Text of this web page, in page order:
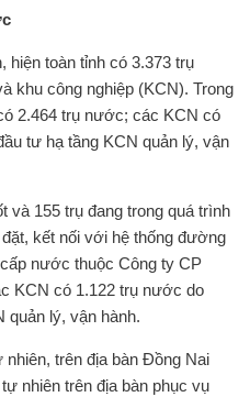
hiện toàn tỉnh có 3.373 trụ
khu công nghiệp (KCN). Trong
2.464 trụ nước; các KCN có
tư hạ tầng KCN quản lý, vận
và 155 trụ đang trong quá trình
kết nối với hệ thống đường
nước thuộc Công ty CP
KCN có 1.122 trụ nước do
quản lý, vận hành.
trên địa bàn Đồng Nai
nhiên trên địa bàn phục vụ